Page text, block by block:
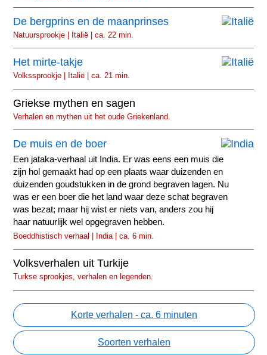
De bergprins en de maanprinses
Natuursprookje | Italië | ca. 22 min.
Het mirte-takje
Volkssprookje | Italië | ca. 21 min.
Griekse mythen en sagen
Verhalen en mythen uit het oude Griekenland.
De muis en de boer
Een jataka-verhaal uit India. Er was eens een muis die
zijn hol gemaakt had op een plaats waar duizenden en
duizenden goudstukken in de grond begraven lagen. Nu
was er een boer die het land waar deze schat begraven
was bezat; maar hij wist er niets van, anders zou hij
haar natuurlijk wel opgegraven hebben.
Boeddhistisch verhaal | India | ca. 6 min.
Volksverhalen uit Turkije
Turkse sprookjes, verhalen en legenden.
Korte verhalen - ca. 6 minuten
Soorten verhalen